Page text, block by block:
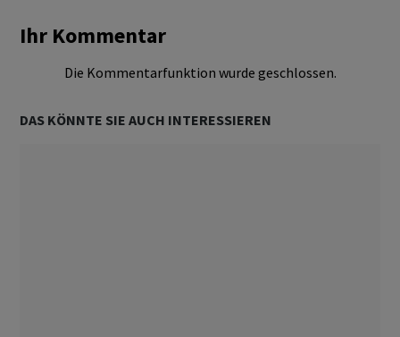
Ihr Kommentar
Die Kommentarfunktion wurde geschlossen.
DAS KÖNNTE SIE AUCH INTERESSIEREN